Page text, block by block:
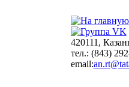
420111,
тел.: (843)
email: